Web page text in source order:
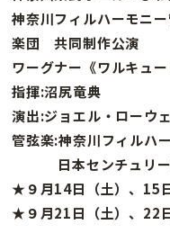
神奈川フィルハーモニ
楽団 共同制作公演
ワーグナー《ワルキュー
指揮:沼尻竜典
演出:ジョエル・ローウ
管弦楽:神奈川フィルハ
日本センチュリー交
★９月14日（土）、15
★９月21日（土）、22